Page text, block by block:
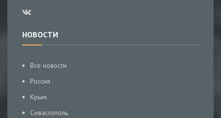
НОВОСТИ
Все новости
Россия
Крым
Севастополь